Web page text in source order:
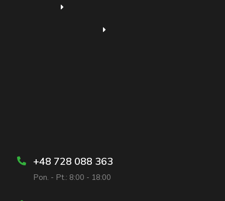
+48 728 088 363
Pon. - Pt.: 8:00 - 18:00